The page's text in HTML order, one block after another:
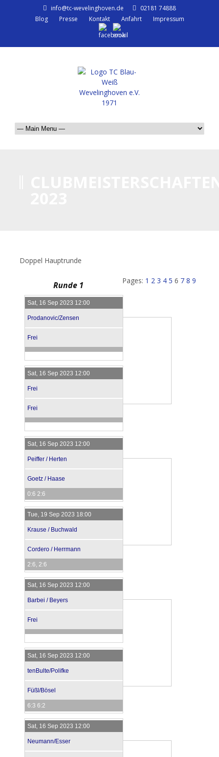
info@tc-wevelinghoven.de
02181 74888
Blog
Presse Kontakt Anfahrt Impressum
Doppel Hauptrunde
Runde 1
Sat, 16 Sep 2023 12:00
Prodanovic/Zensen
Frei
Sat, 16 Sep 2023 12:00
Frei
Frei
Sat, 16 Sep 2023 12:00
Peiffer / Herten
Goetz / Haase
0:6 2:6
Tue, 19 Sep 2023 18:00
Krause / Buchwald
Cordero / Herrmann
2:6, 2:6
Sat, 16 Sep 2023 12:00
Barbei / Beyers
Frei
Sat, 16 Sep 2023 12:00
tenBulte/Polifke
Füßl/Bösel
6:3 6:2
Sat, 16 Sep 2023 12:00
Neumann/Esser
Pages: 1 2 3 4 5 6 7 8 9